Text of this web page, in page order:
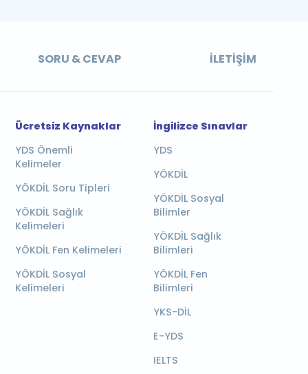
SORU & CEVAP İLETIŞIM
Ücretsiz Kaynaklar
YDS Önemli
Kelimeler
YÖKDİL Soru Tipleri
YÖKDİL Sağlık
Kelimeleri
YÖKDİL Fen Kelimeleri
YÖKDİL Sosyal
Kelimeleri
İngilizce Sınavlar
YDS
YÖKDİL
YÖKDİL Sosyal
Bilimler
YÖKDİL Sağlık
Bilimleri
YÖKDİL Fen
Bilimleri
YKS-DİL
E-YDS
IELTS